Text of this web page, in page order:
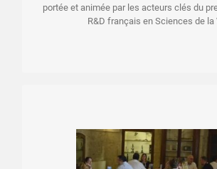
portée et animée par les acteurs clés du
R&D français en Sciences de la
PROGRAMME